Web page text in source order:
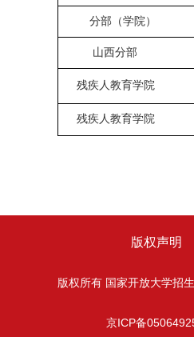
分部（学院）
山西分部
残疾人教育学院
残疾人教育学院
版权声明
版权所有 国家开放大学招
京ICP备